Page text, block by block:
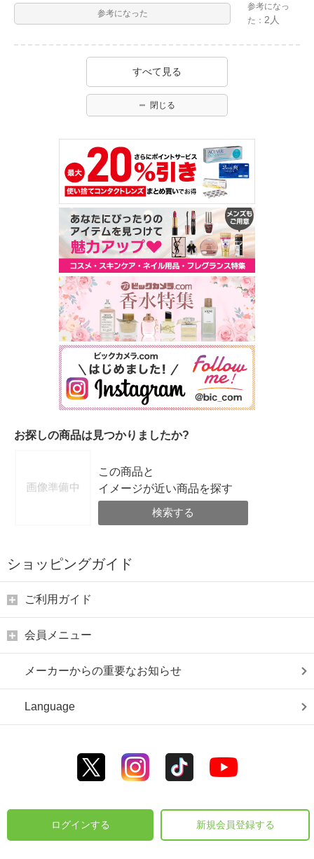
参考になった
参考になっ
た： 2人
すべて見る
閉じる
お探しの商品は見つかりましたか?
この商品と
イメージが近い商品を探す
検索する
ショッピングガイド
ご利用ガイド
会員メニュー
メーカーからの重要なお知らせ
Language
ログインする 新規会員登録する